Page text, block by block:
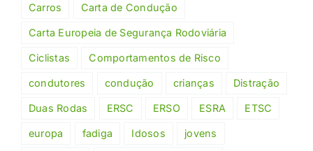
Carros Carta de Condução
Carta Europeia de Segurança Rodoviária
Ciclistas Comportamentos de Risco
condutores condução crianças Distração
Duas Rodas ERSC ERSO ESRA ETSC
europa fadiga Idosos jovens